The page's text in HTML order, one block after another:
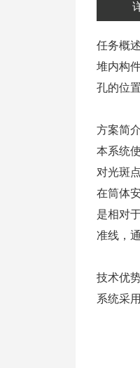
任务概述
堆内构
孔的位
方案简介
本系统
对光斑
在筒体
是相对
准线，
技术优
系统采